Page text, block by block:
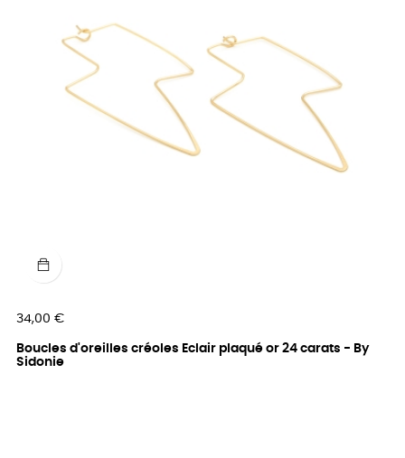
Prix
34,00 €
Boucles d'oreilles créoles Eclair plaqué or 24 carats - By
Sidonie